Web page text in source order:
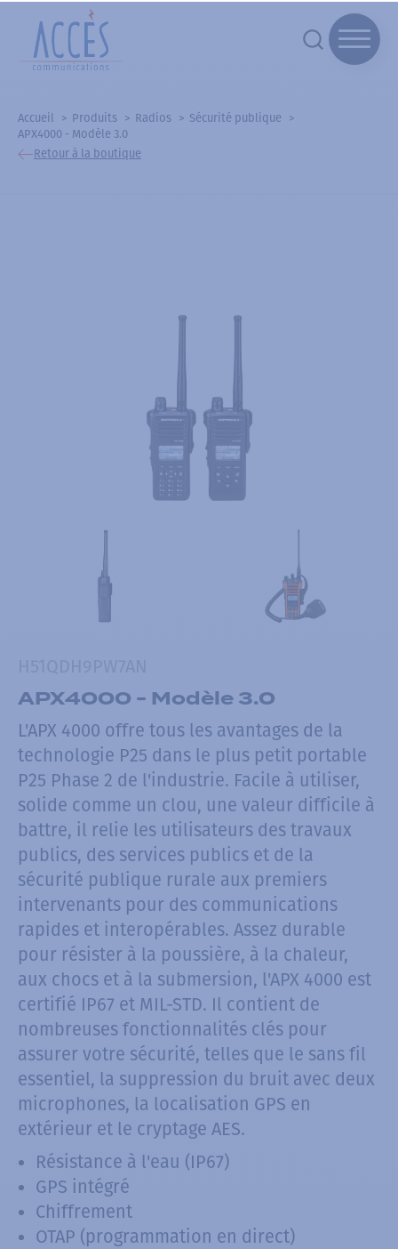
Accueil Produits Radios
Sécurité publique
APX4000 - Modèle 3.0
Retour à la boutique
APX4000 - Modèle 3.0
L'APX 4000 offre tous les avantages de la
technologie P25 dans le plus petit portable
P25 Phase 2 de l'industrie. Facile à utiliser,
solide comme un clou, une valeur difficile à
battre, il relie les utilisateurs des travaux
publics, des services publics et de la
sécurité publique rurale aux premiers
intervenants pour des communications
rapides et interopérables. Assez durable
pour résister à la poussière, à la chaleur,
aux chocs et à la submersion, l'APX 4000 est
certifié IP67 et MIL-STD. Il contient de
nombreuses fonctionnalités clés pour
assurer votre sécurité, telles que le sans fil
essentiel, la suppression du bruit avec deux
microphones, la localisation GPS en
extérieur et le cryptage AES.
Résistance à l'eau (IP67)
GPS intégré
Chiffrement
OTAP (programmation en direct)